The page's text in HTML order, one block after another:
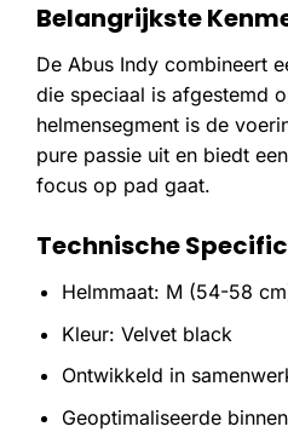
Belangrijkste
De Abus Indy combineert
die speciaal is afgestemd
helmensegment is de
pure passie uit en biedt een
focus op pad gaat.
Technische
Helmmaat: M (54-58
Kleur: Velvet black
Ontwikkeld in
Geoptimaliseerde